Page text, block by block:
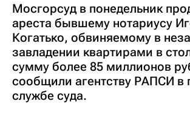
Мосгорсуд в понедельник
ареста бывшему нотариусу
Когатько, обвиняемому в
завладении квартирами в
сумму более 85 миллионов
сообщили агентству РАПСИ в
службе суда.